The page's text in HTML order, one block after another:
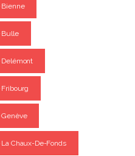
Bulle
Chaux-De-Fonds